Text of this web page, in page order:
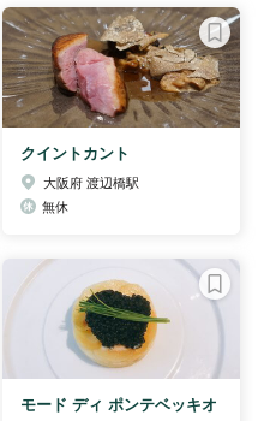
クイントカント
大阪府 渡辺橋駅
無休
モード ディ ポンテベッキオ